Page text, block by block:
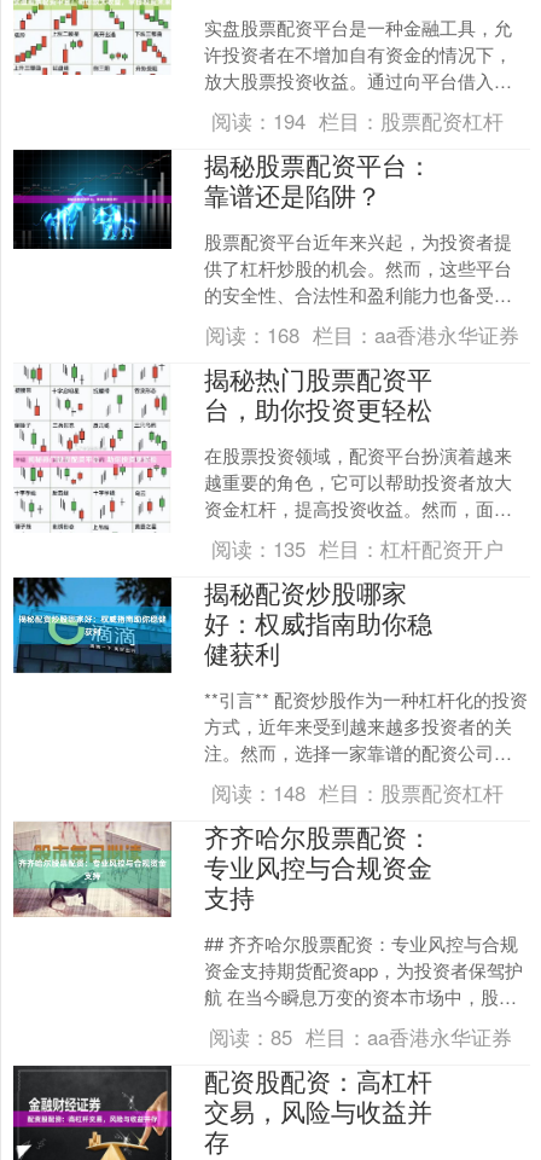
实盘股票配资平台是一种金融工具，允
许投资者在不增加自有资金的情况下，
放大股票投资收益。通过向平台借入资
金，投资者可以购买更多股票，从而增
加潜在的利润。 **放大....
阅读： 194 栏目： 股票配资杠杆
揭秘股票配资平台：
靠谱还是陷阱？
股票配资平台近年来兴起，为投资者提
供了杠杆炒股的机会。然而，这些平台
的安全性、合法性和盈利能力也备受质
疑。本文将深入探讨股票配资平台，揭
示其背后的真相。 **什....
阅读： 168 栏目：aa香港永华证券
揭秘热门股票配资平
台，助你投资更轻松
在股票投资领域，配资平台扮演着越来
越重要的角色，它可以帮助投资者放大
资金杠杆，提高投资收益。然而，面对
市场上琳琅满目的配资平台期如意期货
配资app，投资者该如何....
阅读： 135 栏目： 杠杆配资开户
揭秘配资炒股哪家
好：权威指南助你稳
健获利
**引言** 配资炒股作为一种杠杆化的投资
方式，近年来受到越来越多投资者的关
注。然而，选择一家靠谱的配资公司至
关重要，因为它直接关系到资金安全和
投资收益。本文将....
阅读： 148 栏目： 股票配资杠杆
齐齐哈尔股票配资：
专业风控与合规资金
支持
## 齐齐哈尔股票配资：专业风控与合规
资金支持期货配资app，为投资者保驾护
航 在当今瞬息万变的资本市场中，股票
投资已成为众多投资者实现财富增值的
重要途径。然而....
阅读： 85 栏目： aa香港永华证券
配资股配资：高杠杆
交易，风险与收益并
存